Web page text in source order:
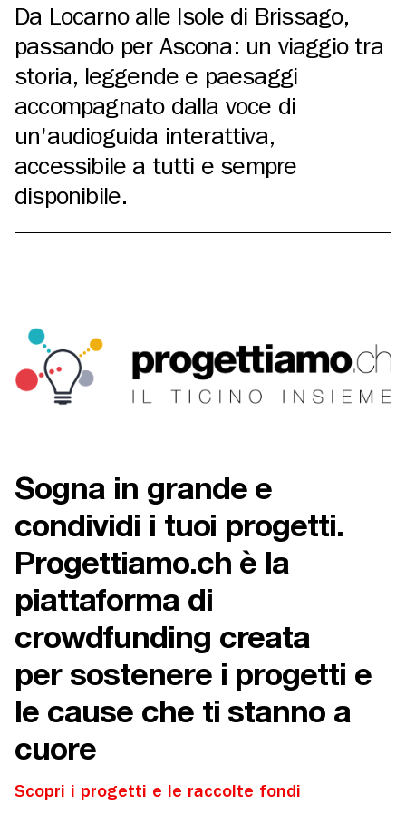
Da Locarno alle Isole di Brissago,
passando per Ascona: un viaggio tra
storia, leggende e paesaggi
accompagnato dalla voce di
un'audioguida interattiva,
accessibile a tutti e sempre
disponibile.
Sogna in grande e
condividi i tuoi progetti.
Progettiamo.ch è la
piattaforma di
crowdfunding creata
per sostenere i progetti e
le cause che ti stanno a
cuore
Scopri i progetti e le raccolte fondi